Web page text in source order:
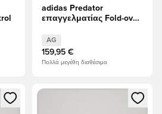
adidas Predator
επαγγελματίας Fold-over
Control
AG
159,95 €
Πολλά μεγέθη διαθέσιμα
συνδεθείτε ή να εγγραφείτε ως
Ανοίγει ένα Modal για να